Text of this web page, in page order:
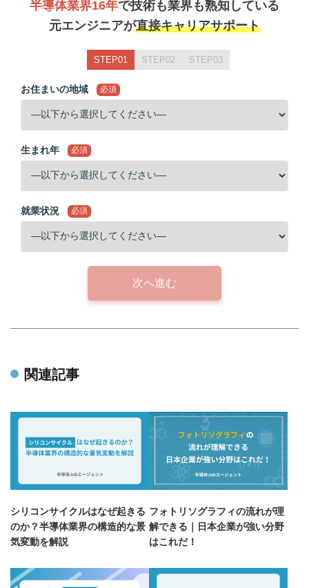
半導体業界16年で技術も業界も熟知している
元エンジニアが直接キャリアサポート
STEP01 STEP02 STEP03
お住まいの地域 必須
生まれ年 必須
就業状況 必須
次へ進む
関連記事
シリコンサイクルはなぜ起きる
のか？半導体業界の構造的な景
気変動を解説
フォトリソグラフィの流れが理
解できる｜日本企業が強い分野
はこれだ！